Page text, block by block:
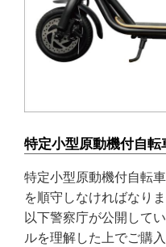
特定小型原動機付自
特定小型原動機付自転
を順守しなければなりま
以下警察庁が公開して
ルを理解した上でご購